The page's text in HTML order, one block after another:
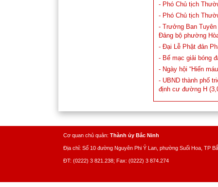
- Phó Chủ tịch
- Phó Chủ tịch
- Trưởng Ban
Đảng bộ phường
- Đại Lễ Phật đản
- Bế mạc giải bóng
- Ngày hội “Hiến
- UBND thành phố
định cư đường H
Cơ quan chủ quản: Thành ủy Bắc Ninh
Địa chỉ: Số 10 đường Nguyên Phi Ỷ Lan, phường Suối Hoa, TP
ĐT: (0222) 3 821.238; Fax: (0222) 3 874.274